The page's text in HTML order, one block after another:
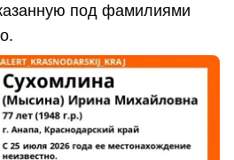
под фамилиями